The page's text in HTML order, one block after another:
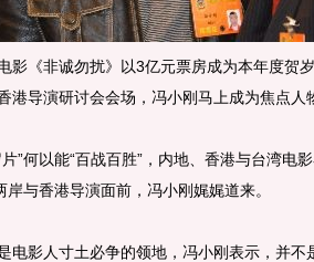
《非诚勿扰》以3亿元票房成为本年度贺
港导演研讨会会场，冯小刚马上成为焦点人
何以能“百战百胜”，内地、香港与台湾电
岸与香港导演面前，冯小刚娓娓道来。
影人寸土必争的领地，冯小刚表示，并不